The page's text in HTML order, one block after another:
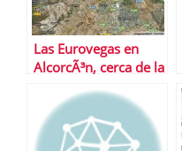
Las Eurovegas en
AlcorcÃ³n, cerca de la
Santander